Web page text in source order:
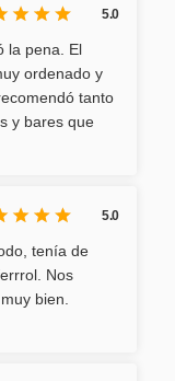
5.0
la pena. El
ordenado y
tanto
y bares que
5.0
tenía de
Nos
bien.